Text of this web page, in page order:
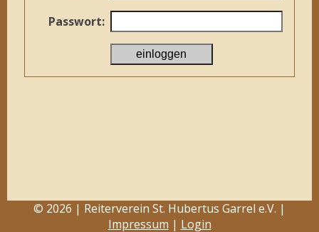
Passwort:
© 2026 | Reiterverein St. Hubertus Garrel e.V. |
Impressum | Login